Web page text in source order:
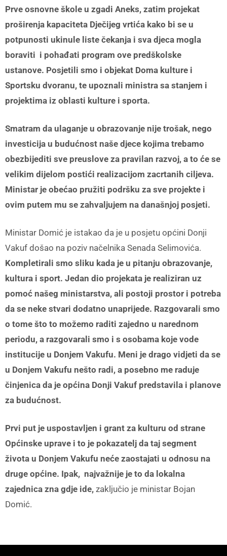
Prve osnovne škole u zgadi Aneks, zatim projekat
proširenja kapaciteta Dječijeg vrtića kako bi se u
potpunosti ukinule liste čekanja i sva djeca mogla
boraviti i pohađati program ove predškolske
ustanove. Posjetili smo i objekat Doma kulture i
Sportsku dvoranu, te upoznali ministra sa stanjem i
projektima iz oblasti kulture i sporta.
Smatram da ulaganje u obrazovanje nije trošak, nego
investicija u budućnost naše djece kojima trebamo
obezbijediti sve preuslove za pravilan razvoj, a to će se
velikim dijelom postići realizacijom zacrtanih ciljeva.
Ministar je obećao pružiti podršku za sve projekte i
ovim putem mu se zahvaljujem na današnjoj posjeti.
Ministar Domić je istakao da je u posjetu općini Donji
Vakuf došao na poziv načelnika Senada Selimovića.
Kompletirali smo sliku kada je u pitanju obrazovanje,
kultura i sport. Jedan dio projekata je realiziran uz
pomoć našeg ministarstva, ali postoji prostor i potreba
da se neke stvari dodatno unaprijede. Razgovarali smo
o tome što to možemo raditi zajedno u narednom
periodu, a razgovarali smo i s osobama koje vode
institucije u Donjem Vakufu. Meni je drago vidjeti da se
u Donjem Vakufu nešto radi, a posebno me raduje
činjenica da je općina Donji Vakuf predstavila i planove
za budućnost.
Prvi put je uspostavljen i grant za kulturu od strane
Općinske uprave i to je pokazatelj da taj segment
života u Donjem Vakufu neće zaostajati u odnosu na
druge općine. Ipak, najvažnije je to da lokalna
zajednica zna gdje ide, zaključio je ministar Bojan
Domić.